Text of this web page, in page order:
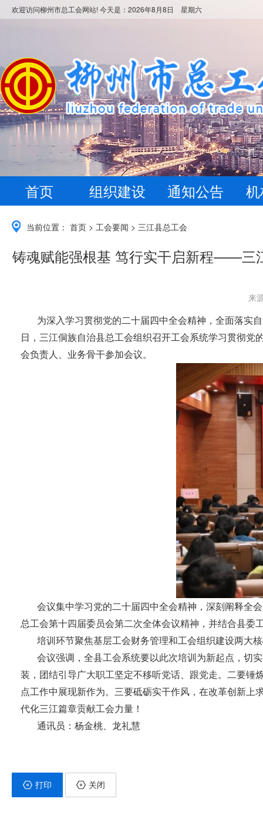
欢迎访问柳州市总工会网站! 今天是： 2026年8月8日 星期六
首页 组织建设 通知公告
当前位置： 首页 > 工会要闻 > 三江县总工会
铸魂赋能强根基 笃行实干启新程——三
来
为深入学习贯彻党的二十届四中全会精神，全面落实
日，三江侗族自治县总工会组织召开工会系统学习贯彻
会负责人、业务骨干参加会议。
会议集中学习党的二十届四中全会精神，深刻阐释全
总工会第十四届委员会第二次全体会议精神 ，并结合县委
培训环节聚焦基层工会财务管理和工会组织建设两大
会议强调，全县工会系统要以此次培训为新起点，切
装，团结引导广大职工坚定不移听党话、跟党走。二要锤
点工作中展现新作为。三要砥砺实干作风，在改革创新
代化三江篇章贡献工会力量！
通讯员：杨金桃、龙礼慧
打印 关闭